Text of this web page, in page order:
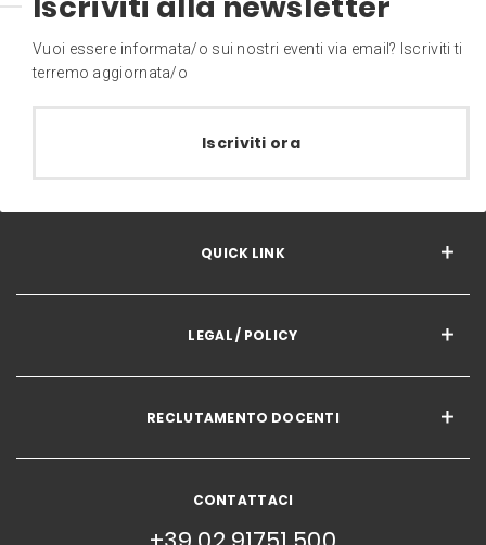
Vuoi essere informata/o sui nostri eventi via email? Iscriviti ti
terremo aggiornata/o
Iscriviti ora
QUICK LINK
LEGAL / POLICY
RECLUTAMENTO DOCENTI
CONTATTACI